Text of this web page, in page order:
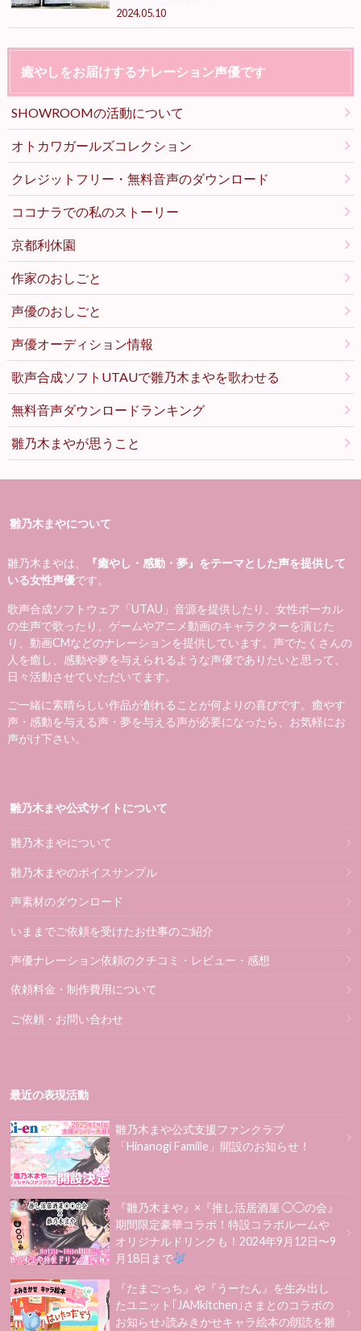
2024.05.10
癒やしをお届けするナレーション声優です
SHOWROOMの活動について
オトカワガールズコレクション
クレジットフリー・無料音声のダウンロード
ココナラでの私のストーリー
京都利休園
作家のおしごと
声優のおしごと
声優オーディション情報
歌声合成ソフトUTAUで雛乃木まやを歌わせる
無料音声ダウンロードランキング
雛乃木まやが思うこと
雛乃木まやについて
雛乃木まやは、
『癒やし・感動・夢』をテーマとした声を提供して
いる女性声優です。
歌声合成ソフトウェア「UTAU」音源を提供したり、女性ボーカル
の生声で歌ったり、ゲームやアニメ動画のキャラクターを演じた
り、動画CMなどのナレーションを提供しています。声でたくさんの
人を癒し、感動や夢を与えられるような声優でありたいと思って、
日々活動させていただいてます。
ご一緒に素晴らしい作品が創れることが何よりの喜びです。癒やす
声・感動を与える声・夢を与える声が必要になったら、お気軽にお
声がけ下さい。
雛乃木まや公式サイトについて
雛乃木まやについて
雛乃木まやのボイスサンプル
声素材のダウンロード
いままでご依頼を受けたお仕事のご紹介
声優ナレーション依頼のクチコミ・レビュー・感想
依頼料金・制作費用について
ご依頼・お問い合わせ
最近の表現活動
雛乃木まや公式支援ファンクラブ
「Hinanogi Famille」開設のお知らせ！
『雛乃木まや』×『推し活居酒屋 ◯◯の会』
期間限定豪華コラボ！特設コラボルームや
オリジナルドリンクも！2024年9月12日〜9
月18日まで
『たまごっち』や『うーたん』を生み出し
たユニット｢JAMkitchen｣さまとのコラボの
お知らせ♪読みきかせキャラ絵本の朗読を雛